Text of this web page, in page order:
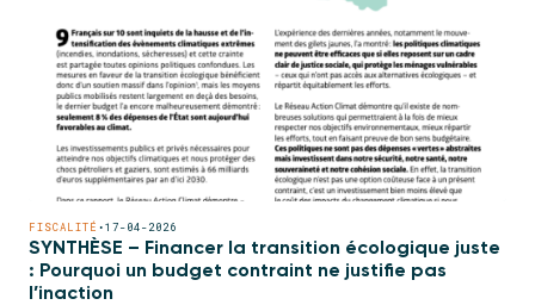
FISCALITÉ •17-04-2026
SYNTHÈSE – Financer la transition écologique juste
: Pourquoi un budget contraint ne justifie pas
l’inaction